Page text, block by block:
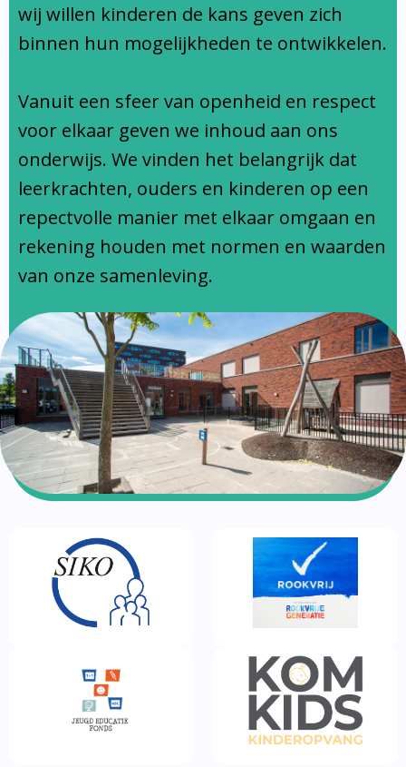
Ondersteuningsprofiel
wij willen kinderen de kans geven zich
binnen hun mogelijkheden te ontwikkelen.
Vanuit een sfeer van openheid en respect
voor elkaar geven we inhoud aan ons
onderwijs. We vinden het belangrijk dat
leerkrachten, ouders en kinderen op een
repectvolle manier met elkaar omgaan en
rekening houden met normen en waarden
van onze samenleving.